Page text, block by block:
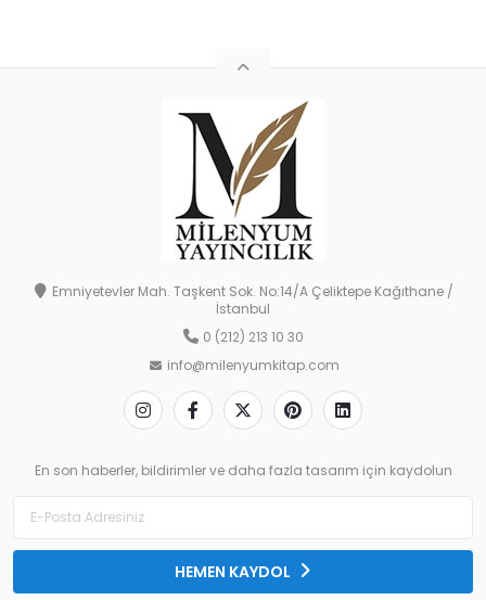
Emniyetevler Mah. Taşkent Sok. No:14/A Çeliktepe Kağıthane /
İstanbul
0 (212) 213 10 30
info@milenyumkitap.com
En son haberler, bildirimler ve daha fazla tasarım için kaydolun
HEMEN KAYDOL